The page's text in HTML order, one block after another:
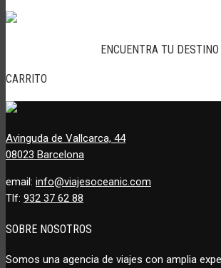
ENCUENTRA TU DESTINO
CARRITO
Avinguda de Vallcarca, 44
08023 Barcelona
email: info@viajesoceanic.com
Tlf: 932 37 62 88
SOBRE NOSOTROS
Somos una agencia de viajes con amplia